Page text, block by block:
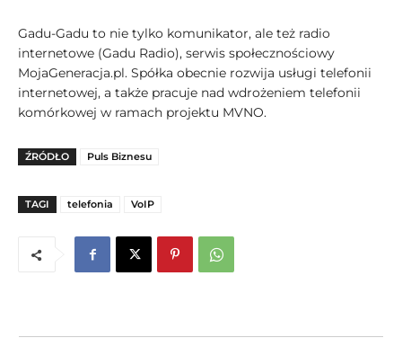
Gadu-Gadu to nie tylko komunikator, ale też radio
internetowe (Gadu Radio), serwis społecznościowy
MojaGeneracja.pl. Spółka obecnie rozwija usługi telefonii
internetowej, a także pracuje nad wdrożeniem telefonii
komórkowej w ramach projektu MVNO.
ŹRÓDŁO Puls Biznesu
TAGI telefonia VoIP